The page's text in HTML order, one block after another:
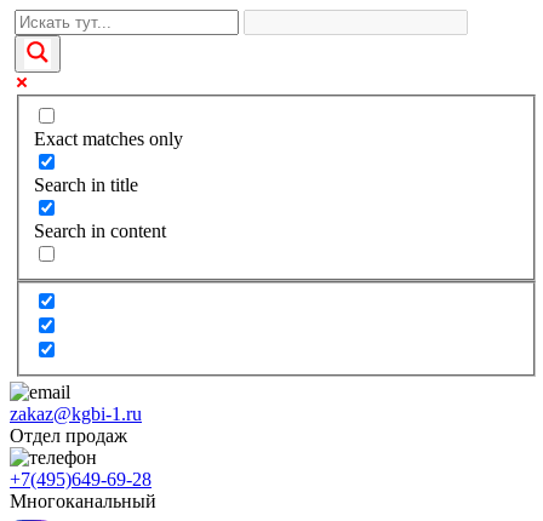
Exact matches only
Search in title
Search in content
zakaz@kgbi-1.ru
Отдел продаж
+7(495)649-69-28
Многоканальный